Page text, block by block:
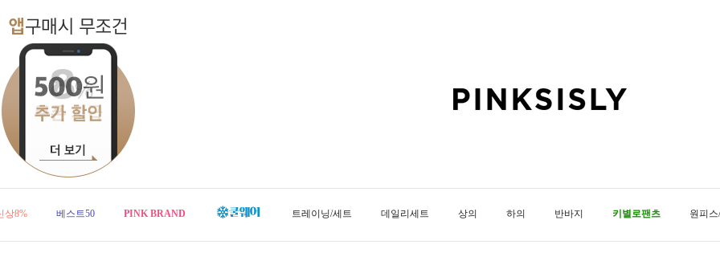
상8% 베스트50 PINK BRAND 트레이닝/세트 데일리세트 상의 하의 반바지 키별로팬츠 원피